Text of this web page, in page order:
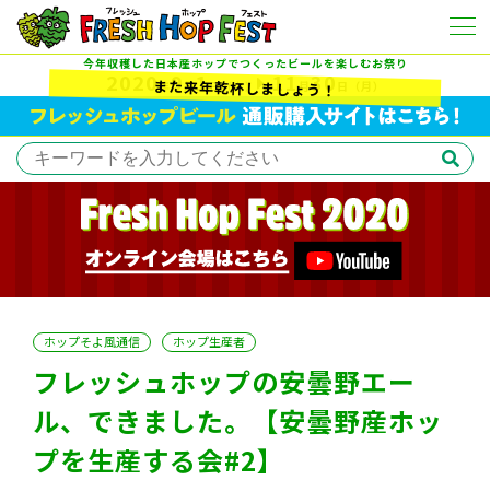
今年収穫した日本産ホップでつくったビールを楽しむお祭り
2020年9月1日（火） 11月30
また来年乾杯しましょう！
ホップそよ風通信 ホップ生産者
フレッシュホップの安曇野エー
ル、できました。【安曇野産ホッ
プを生産する会#2】